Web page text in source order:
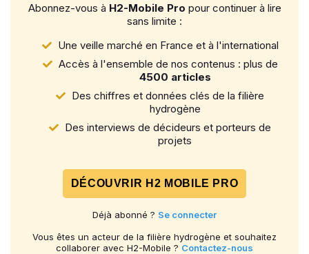
Abonnez-vous à H2-Mobile Pro pour continuer à lire
sans limite :
Une veille marché en France et à l'international
Accès à l'ensemble de nos contenus : plus de
4500 articles
Des chiffres et données clés de la filière
hydrogène
Des interviews de décideurs et porteurs de
projets
DÉCOUVRIR H2 MOBILE PRO
Déjà abonné ? Se connecter
Vous êtes un acteur de la filière hydrogène et souhaitez
collaborer avec H2-Mobile ? Contactez-nous